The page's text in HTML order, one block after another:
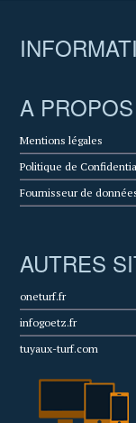
A PROPOS
Mentions légales
Politique de
Fournisseur de
AUTRES
oneturf.fr
infogoetz.fr
tuyaux-turf.com